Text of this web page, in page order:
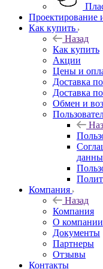
Проектирование
Как купить
Назад
Как купить
Акции
Цены и
Доставка
Доставка
Обмен и
Компания
Назад
Компания
О компании
Документы
Партнеры
Отзывы
Контакты